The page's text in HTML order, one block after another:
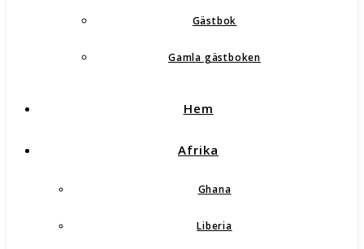
Gästbok
Gamla gästboken
Hem
Afrika
Ghana
Liberia